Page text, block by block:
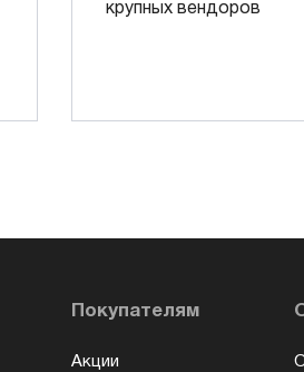
крупных вендоров
Покупателям
Акции